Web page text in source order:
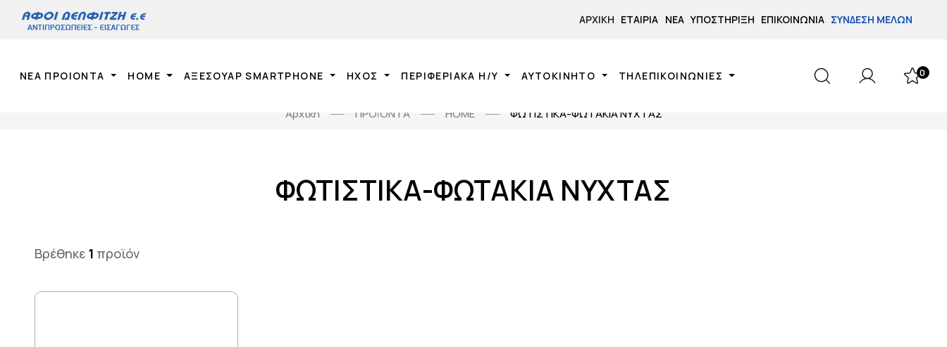
ΑΡΧΙΚΉ ΕΤΑΙΡΊΑ ΝΈΑ ΥΠΟΣΤΉΡΙΞΗ ΕΠΙΚΟΙΝΩΝΊΑ ΣΎΝΔΕΣΗ ΜΕΛΏΝ
ΝΕΑ ΠΡΟΙΟΝΤΑ HOME ΑΞΕΣΟΥΑΡ SMARTPHONE ΗΧΟΣ ΠΕΡΙΦΕΡΙΑΚΑ Η/Υ ΑΥΤΟΚΙΝΗΤΟ ΤΗΛΕΠΙΚΟΙΝΩΝΙΕΣ 0
Αρχική ΠΡΟΪΟΝΤΑ HOME ΦΩΤΙΣΤΙΚΑ-ΦΩΤΑΚΙΑ ΝΥΧΤΑΣ
ΦΩΤΙΣΤΙΚΑ-ΦΩΤΑΚΙΑ ΝΥΧΤΑΣ
Βρέθηκε 1 προϊόν